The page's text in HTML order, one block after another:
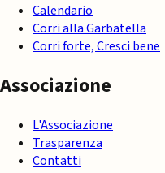
Calendario
Corri alla Garbatella
Corri forte, Cresci bene
Associazione
L'Associazione
Trasparenza
Contatti